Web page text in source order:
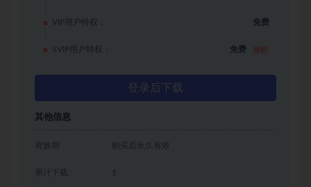
VIP用户特权： 免费
SVIP用户特权： 免费
登录后下载
其他信息
有效期 购买后永久有效
累计下载 1